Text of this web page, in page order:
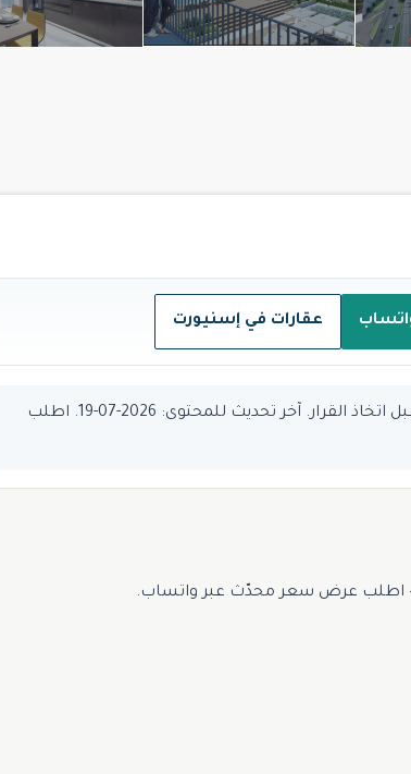
عقارات في إسنيورت
يُفضّل تأكيد السعر والتوفر قبل اتخاذ القرار. آخر تحديث للمحتوى: 2026-07-19. اطلب
اطلب عرض سعر محدّث عبر واتساب.